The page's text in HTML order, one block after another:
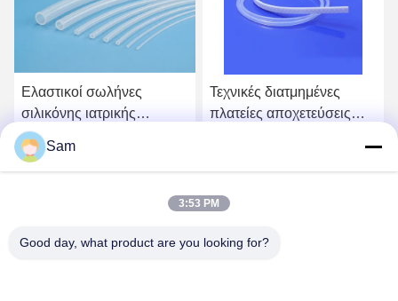
Ελαστικοί σωλήνες
σιλικόνης ιατρικής
ποιότητας με ομαλές
επιφάνειες και εξαιρετική
ευελιξία για τη μεταφορά
Βρείτε την καλύτερη τιμή
Τεχνικές διατμημένες
πλατείες αποχετεύσεις
χειρουργική αποχέτευση
Sam
3:53 PM
Good day, what product are you looking for?